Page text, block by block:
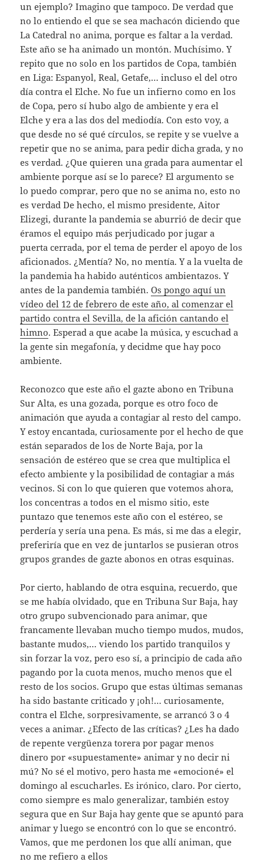
un ejemplo? Imagino que tampoco. De verdad que
no lo entiendo el que se sea machacón diciendo que
La Catedral no anima, porque es faltar a la verdad.
Este año se ha animado un montón. Muchísimo. Y
repito que no solo en los partidos de Copa, también
en Liga: Espanyol, Real, Getafe,… incluso el del otro
día contra el Elche. No fue un infierno como en los
de Copa, pero sí hubo algo de ambiente y era el
Elche y era a las dos del mediodía. Con esto voy, a
que desde no sé qué círculos, se repite y se vuelve a
repetir que no se anima, para pedir dicha grada, y no
es verdad. ¿Que quieren una grada para aumentar el
ambiente porque así se lo parece? El argumento se
lo puedo comprar, pero que no se anima no, esto no
es verdad De hecho, el mismo presidente, Aitor
Elizegi, durante la pandemia se aburrió de decir que
éramos el equipo más perjudicado por jugar a
puerta cerrada, por el tema de perder el apoyo de los
aficionados. ¿Mentía? No, no mentía. Y a la vuelta de
la pandemia ha habido auténticos ambientazos. Y
antes de la pandemia también.Os pongo aquí un
vídeo del 12 de febrero de este año, al comenzar el
partido contra el Sevilla, de la afición cantando el
himno. Esperad a que acabe la música, y escuchad a
la gente sin megafonía, y decidme que hay poco
ambiente.
Reconozco que este año el gazte abono en Tribuna
Sur Alta, es una gozada, porque es otro foco de
animación que ayuda a contagiar al resto del campo.
Y estoy encantada, curiosamente por el hecho de que
están separados de los de Norte Baja, por la
sensación de estéreo que se crea que multiplica el
efecto ambiente y la posibilidad de contagiar a más
vecinos. Si con lo que quieren que votemos ahora,
los concentras a todos en el mismo sitio, este
puntazo que tenemos este año con el estéreo, se
perdería y sería una pena. Es más, si me das a elegir,
preferiría que en vez de juntarlos se pusieran otros
grupos grandes de gazte abonos en otras esquinas.
Por cierto, hablando de otra esquina, recuerdo, que
se me había olvidado, que en Tribuna Sur Baja, hay
otro grupo subvencionado para animar, que
francamente llevaban mucho tiempo mudos, mudos,
bastante mudos,… viendo los partido tranquilos y
sin forzar la voz, pero eso sí, a principio de cada año
pagando por la cuota menos, mucho menos que el
resto de los socios. Grupo que estas últimas semanas
ha sido bastante criticado y ¡oh!… curiosamente,
contra el Elche, sorpresivamente, se arrancó 3 o 4
veces a animar. ¿Efecto de las críticas? ¿Les ha dado
de repente vergüenza torera por pagar menos
dinero por «supuestamente» animar y no decir ni
mú? No sé el motivo, pero hasta me «emocioné» el
domingo al escucharles. Es irónico, claro. Por cierto,
como siempre es malo generalizar, también estoy
segura que en Sur Baja hay gente que se apuntó para
animar y luego se encontró con lo que se encontró.
Vamos, que me perdonen los que allí animan, que
no me refiero a ellos